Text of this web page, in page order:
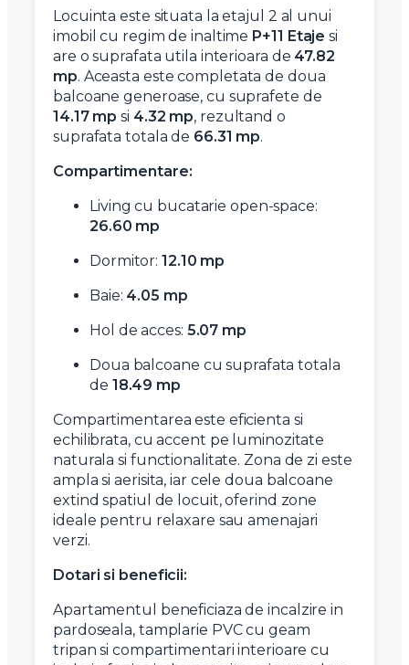
Locuinta este situata la etajul 2 al unui
imobil cu regim de inaltime P+11 Etaje si
are o suprafata utila interioara de 47.82
mp. Aceasta este completata de doua
balcoane generoase, cu suprafete de
14.17 mp si 4.32 mp, rezultand o
suprafata totala de 66.31 mp.
Compartimentare:
Living cu bucatarie open-space:
26.60 mp
Dormitor: 12.10 mp
Baie: 4.05 mp
Hol de acces: 5.07 mp
Doua balcoane cu suprafata totala
de 18.49 mp
Compartimentarea este eficienta si
echilibrata, cu accent pe luminozitate
naturala si functionalitate. Zona de zi este
ampla si aerisita, iar cele doua balcoane
extind spatiul de locuit, oferind zone
ideale pentru relaxare sau amenajari
verzi.
Dotari si beneficii:
Apartamentul beneficiaza de incalzire in
pardoseala, tamplarie PVC cu geam
tripan si compartimentari interioare cu